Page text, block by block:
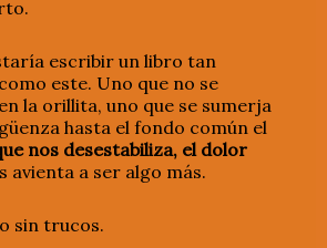
escribir un libro tan
este. Uno que no se
la orillita, uno que se sumerja
hasta el fondo común el
nos desestabiliza, el dolor
avienta a ser algo más.
sin trucos.